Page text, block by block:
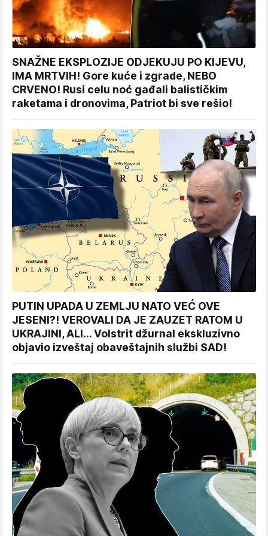
SNAŽNE EKSPLOZIJE ODJEKUJU PO KIJEVU,
IMA MRTVIH! Gore kuće i zgrade, NEBO
CRVENO! Rusi celu noć gađali balističkim
raketama i dronovima, Patriot bi sve rešio!
PUTIN UPADA U ZEMLJU NATO VEĆ OVE
JESENI?! VEROVALI DA JE ZAUZET RATOM U
UKRAJINI, ALI... Volstrit džurnal ekskluzivno
objavio izveštaj obaveštajnih službi SAD!